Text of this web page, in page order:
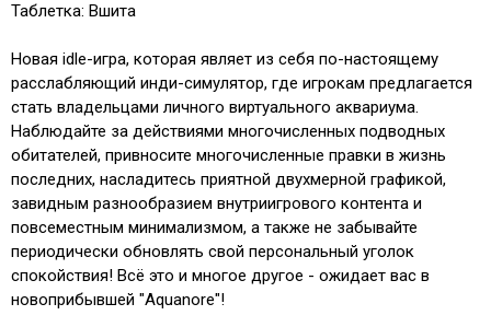
Таблетка: Вшита
Новая idle-игра, которая являет из себя по-настоящему
расслабляющий инди-симулятор, где игрокам предлагается
стать владельцами личного виртуального аквариума.
Наблюдайте за действиями многочисленных подводных
обитателей, привносите многочисленные правки в жизнь
последних, насладитесь приятной двухмерной графикой,
завидным разнообразием внутриигрового контента и
повсеместным минимализмом, а также не забывайте
периодически обновлять свой персональный уголок
спокойствия! Всё это и многое другое - ожидает вас в
новоприбывшей "Aquanore"!